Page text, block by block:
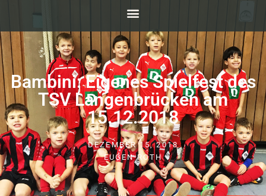
Bambini: Eigenes Spielfest des
TSV Langenbrücken am
15.12.2018
DEZEMBER 15, 2018
EUGEN ROTH